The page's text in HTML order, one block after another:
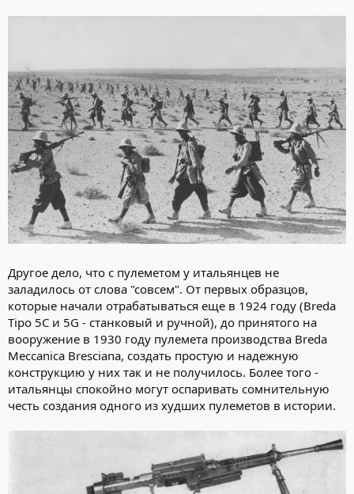
Другое дело, что с пулеметом у итальянцев не
заладилось от слова "совсем". От первых образцов,
которые начали отрабатываться еще в 1924 году (Breda
Tipo 5C и 5G - станковый и ручной), до принятого на
вооружение в 1930 году пулемета производства Breda
Meccanica Bresciana, создать простую и надежную
конструкцию у них так и не получилось. Более того -
итальянцы спокойно могут оспаривать сомнительную
честь создания одного из худших пулеметов в истории.